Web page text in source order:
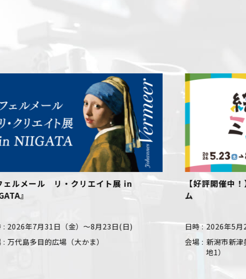
【好評開催中！】おでかけ！絵本ミュージア
ム
日時
2026年5月23日（土）～8月30日（日）
会場
新潟市新津美術館（新潟市秋葉区蒲ヶ沢109番
【好
日時
会場